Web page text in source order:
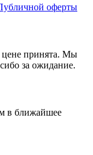
оферты
цене принята. Мы
за ожидание.
в ближайшее